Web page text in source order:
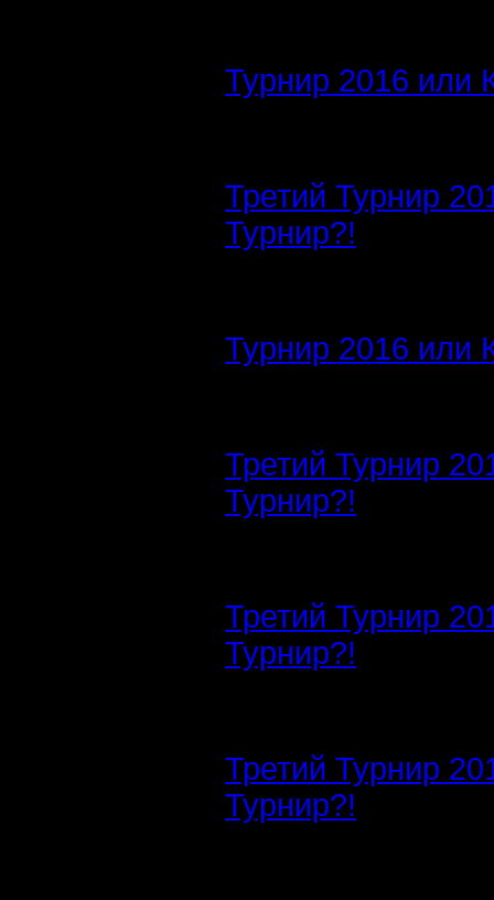
Турнир 2016 или
Третий Турнир
Турнир?!
Турнир 2016 или
Третий Турнир
Турнир?!
Третий Турнир
Турнир?!
Третий Турнир
Турнир?!